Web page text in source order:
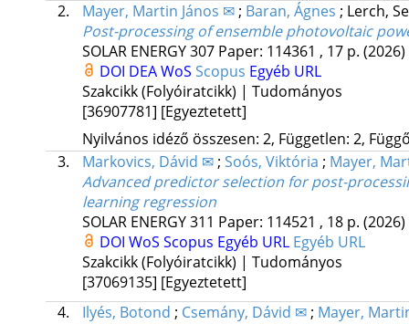
2.
Mayer, Martin János ✉; Baran, Ágnes ; Lerch,
Post-processing of ensemble photovoltaic
SOLAR ENERGY307 Paper: 114361 , 17 p. (2026)
DOI DEAWoS Scopus Egyéb URL
Szakcikk (Folyóiratcikk) | Tudományos
[36907781] [Egyeztetett]
Nyilvános idéző összesen: 2, Független: 2,
3.
Markovics, Dávid ✉; Soós, Viktória ; Mayer,
Advanced predictor selection for post-
learning regression
SOLAR ENERGY311 Paper: 114521 , 18 p. (2026)
DOI WoS Scopus Egyéb URL Egyéb URL
Szakcikk (Folyóiratcikk) | Tudományos
[37069135] [Egyeztetett]
4.
Ilyés, Botond ; Csemány, Dávid ✉; Mayer,